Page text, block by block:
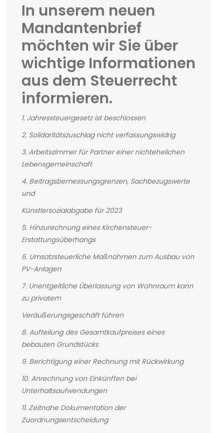
In unserem neuen
Mandantenbrief
möchten wir Sie über
wichtige Informationen
aus dem Steuerrecht
informieren.
1. Jahressteuergesetz ist beschlossen
2. Solidaritätszuschlag nicht verfassungswidrig
3. Arbeitszimmer für Partner einer nichtehelichen
Lebensgemeinschaft
4. Beitragsbemessungsgrenzen, Sachbezugswerte
und
Künstlersozialabgabe für 2023
5. Hinzurechnung eines Kirchensteuer-
Erstattungsüberhangs
6. Umsatzsteuerliche Maßnahmen zum Ausbau von
PV-Anlagen
7. Unentgeltliche Überlassung von Wohnraum kann
zu privatem
Veräußerungsgeschäft führen
8. Aufteilung des Gesamtkaufpreises eines
bebauten Grundstücks
9. Berichtigung einer Rechnung mit Rückwirkung
10. Anrechnung von Einkünften bei
Unterhaltsaufwendungen
11. Zeitnahe Dokumentation der
Zuordnungsentscheidung